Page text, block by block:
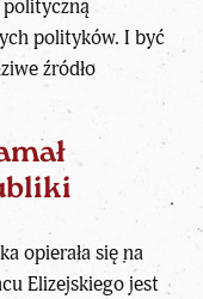
polityków. I być
źródło
opierała się na
Elizejskiego jest